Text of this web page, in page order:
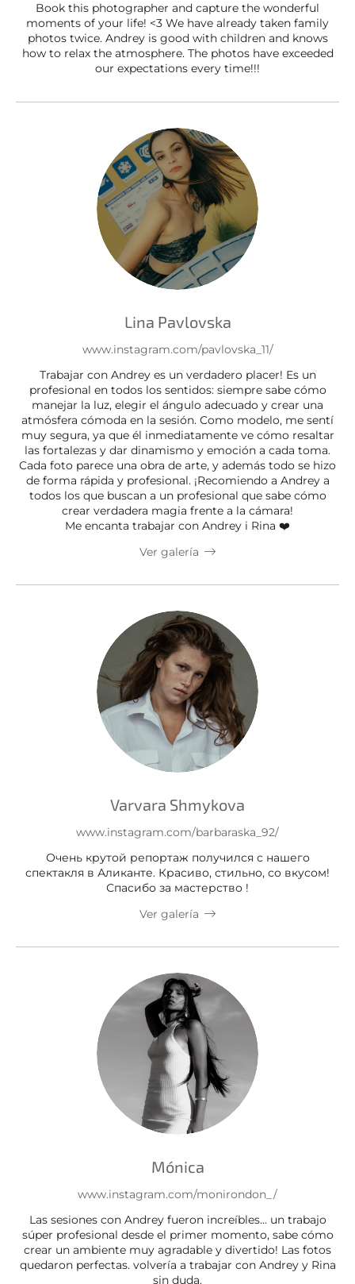
Book this photographer and capture the wonderful
moments of your life! <3 We have already taken family
photos twice. Andrey is good with children and knows
how to relax the atmosphere. The photos have exceeded
our expectations every time!!!
Lina Pavlovska
www.instagram.com/pavlovska_11/
Trabajar con Andrey es un verdadero placer! Es un
profesional en todos los sentidos: siempre sabe cómo
manejar la luz, elegir el ángulo adecuado y crear una
atmósfera cómoda en la sesión. Como modelo, me sentí
muy segura, ya que él inmediatamente ve cómo resaltar
las fortalezas y dar dinamismo y emoción a cada toma.
Cada foto parece una obra de arte, y además todo se hizo
de forma rápida y profesional. ¡Recomiendo a Andrey a
todos los que buscan a un profesional que sabe cómo
crear verdadera magia frente a la cámara!
Me encanta trabajar con Andrey i Rina ❤️
Ver galería
Varvara Shmykova
www.instagram.com/barbaraska_92/
Очень крутой репортаж получился с нашего
спектакля в Аликанте. Красиво, стильно, со вкусом!
Спасибо за мастерство !
Ver galería
Mónica
www.instagram.com/monirondon_/
Las sesiones con Andrey fueron increíbles… un trabajo
súper profesional desde el primer momento, sabe cómo
crear un ambiente muy agradable y divertido! Las fotos
quedaron perfectas. volvería a trabajar con Andrey y Rina
sin duda.